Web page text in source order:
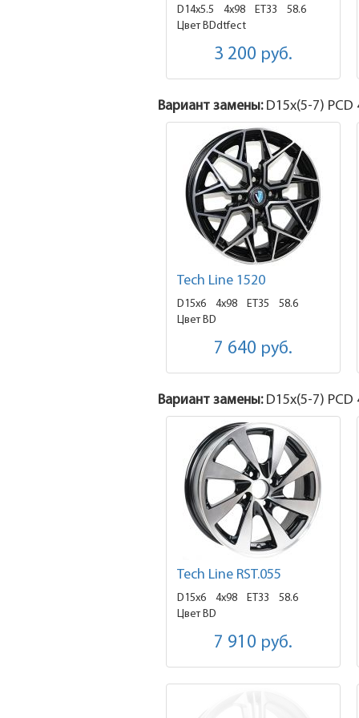
D14x5.5 4x98 ET33
58.6
Цвет BDdtfect
3 200 руб.
Вариант замены: D15x(5-7) PCD
Tech Line 1520
D15x6 4x98 ET35
58.6
Цвет BD
7 640 руб.
Вариант замены: D15x(5-7) PCD
Tech Line RST.055
D15x6 4x98 ET33
58.6
Цвет BD
7 910 руб.